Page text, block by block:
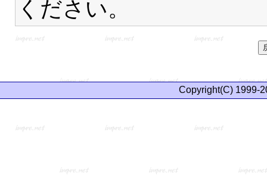
ください。
Copyright(C) 1999-